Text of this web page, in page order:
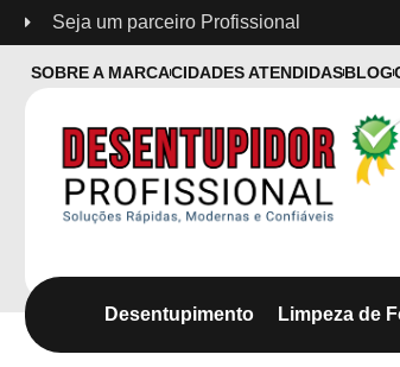
Seja um parceiro Profissional
SOBRE A MARCACIDADES ATENDIDASBLOG
Desentupimento Limpeza de